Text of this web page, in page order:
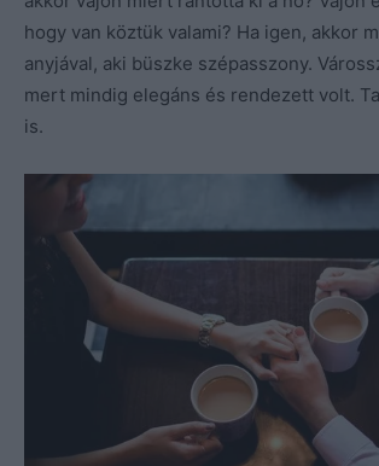
hogy van köztük valami? Ha igen, akkor
anyjával, aki büszke szépasszony.
mert mindig elegáns és rendezett volt.
is.